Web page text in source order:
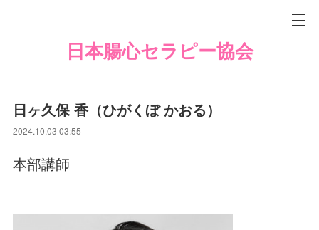
日本腸心セラピー協会
日ヶ久保 香（ひがくぼ かおる）
2024.10.03 03:55
本部講師